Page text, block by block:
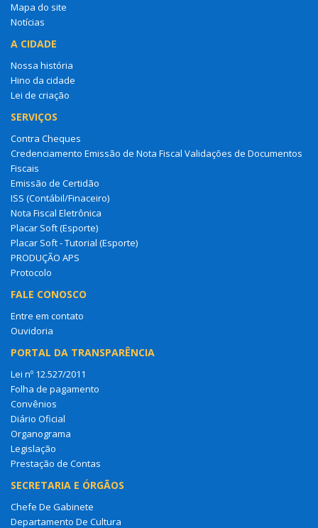
Mapa do site
Notícias
A CIDADE
Nossa história
Hino da cidade
Lei de criação
SERVIÇOS
Contra Cheques
Credenciamento Emissão de Nota Fiscal Validações de Documentos
Fiscais
Emissão de Certidão
ISS (Contábil/Finaceiro)
Nota Fiscal Eletrônica
Placar Soft (Esporte)
Placar Soft - Tutorial (Esporte)
PRODUÇÃO APS
Protocolo
FALE CONOSCO
Entre em contato
Ouvidoria
PORTAL DA TRANSPARÊNCIA
Lei nº 12.527/2011
Folha de pagamento
Convênios
Diário Oficial
Organograma
Legislação
Prestação de Contas
SECRETARIA E ÓRGÃOS
Chefe De Gabinete
Departamento De Cultura